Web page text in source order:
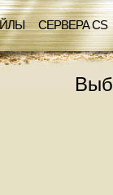
СЕРВЕРА CS